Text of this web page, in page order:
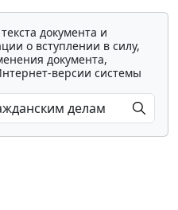
документа и
о вступлении в силу,
документа,
версии системы